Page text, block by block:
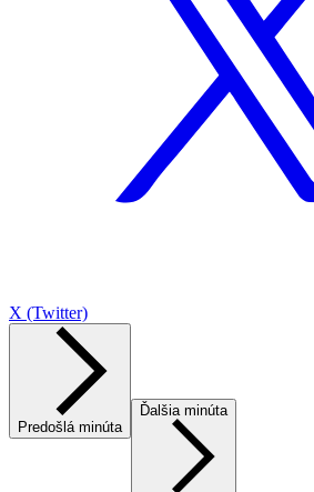
X (Twitter)
Predošlá minúta
Ďalšia minúta